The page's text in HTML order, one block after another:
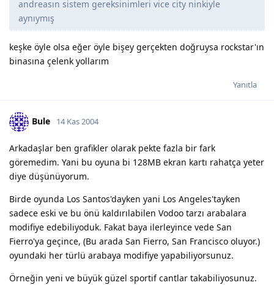
andreasın sistem gereksinimleri vice city ninkiyle
aynıymış
keşke öyle olsa eğer öyle bişey gerçekten doğruysa rockstar'ın
binasına çelenk yollarım
Yanıtla
Bule 14 Kas 2004
Arkadaşlar ben grafikler olarak pekte fazla bir fark
göremedim. Yani bu oyuna bi 128MB ekran kartı rahatça yeter
diye düşünüyorum.
Birde oyunda Los Santos'dayken yani Los Angeles'tayken
sadece eski ve bu önü kaldırılabilen Vodoo tarzı arabalara
modifiye edebiliyoduk. Fakat baya ilerleyince vede San
Fierro'ya geçince, (Bu arada San Fierro, San Francisco oluyor.)
oyundaki her türlü arabaya modifiye yapabiliyorsunuz.
Örneğin yeni ve büyük güzel sportif cantlar takabiliyosunuz.